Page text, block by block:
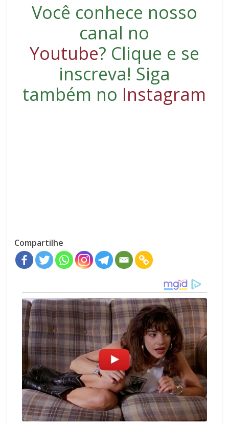
Você conhece nosso
canal no
Youtube? Clique e se
inscreva! Siga
também no Instagram
Compartilhe